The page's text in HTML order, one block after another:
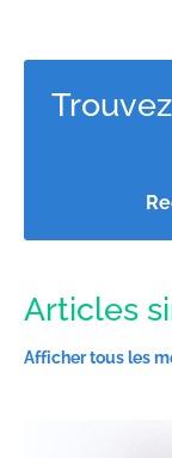
Articles
Afficher tous les